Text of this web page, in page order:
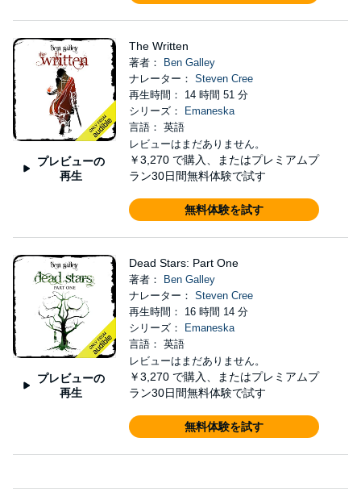
プレビューの
再生
The Written
著者：
Ben Galley
ナレーター： Steven Cree
再生時間： 14 時間 51 分
シリーズ：
Emaneska
言語： 英語
レビューはまだありません。
￥3,270 で購入、またはプレミアムプ
ラン30日間無料体験で試す
無料体験を試す
プレビューの
再生
Dead Stars: Part One
著者：
Ben Galley
ナレーター： Steven Cree
再生時間： 16 時間 14 分
シリーズ：
Emaneska
言語： 英語
レビューはまだありません。
￥3,270 で購入、またはプレミアムプ
ラン30日間無料体験で試す
無料体験を試す